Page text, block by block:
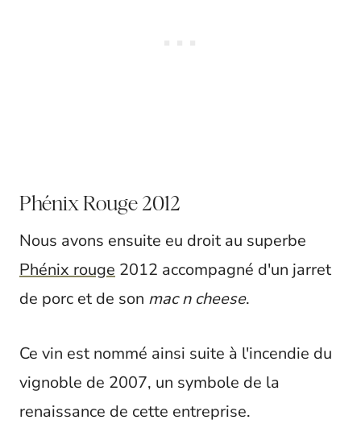
Phénix Rouge 2012
Nous avons ensuite eu droit au superbe
Phénix rouge 2012 accompagné d'un jarret
de porc et de son mac n cheese.
Ce vin est nommé ainsi suite à l'incendie du
vignoble de 2007, un symbole de la
renaissance de cette entreprise.